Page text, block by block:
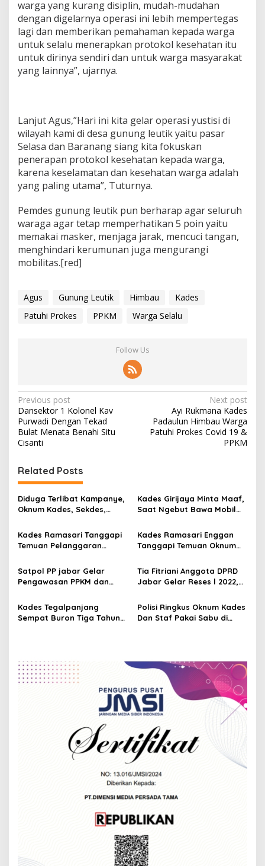
warga yang kurang disiplin, mudah-mudahan
dengan digelarnya operasi ini lebih mempertegas
lagi dan memberikan pemahaman kepada warga
untuk selalu menerapkan protokol kesehatan itu
untuk dirinya sendiri dan untuk warga masyarakat
yang lainnya”, ujarnya.
Lanjut Agus,”Hari ini kita gelar operasi yustisi di
wilayah kami di desa gunung leutik yaitu pasar
Selasa dan Baranang siang kita fokuskan
penerapan protokol kesehatan kepada warga,
karena keselamatan dan kesehatan warga adalah
yang paling utama”, Tuturnya.
Pemdes gunung leutik pun berharap agar seluruh
waraga agar tetap memperhatikan 5 poin yaitu
memakai masker, menjaga jarak, mencuci tangan,
menghindari kerumunan juga mengurangi
mobilitas.[red]
Agus Gunung Leutik Himbau
Kades
Patuhi Prokes
PPKM Warga Selalu
Follow Us
P
o
s
t
n
a
v
i
g
a
t
i
o
n
Previous post
Dansektor 1 Kolonel Kav
Purwadi Dengan Tekad
Bulat Menata Benahi Situ
Cisanti
Next post
Ayi Rukmana Kades
Padaulun Himbau Warga
Patuhi Prokes Covid 19 &
PPKM
Related Posts
Diduga Terlibat Kampanye,
Oknum Kades, Sekdes,
Oknum PPS Diwilayah
Parongpong KBB
Kades Girijaya Minta Maaf,
Saat Ngebut Bawa Mobil
Kades Ramasari Tanggapi
Temuan Pelanggaran
Kades Ramasari Enggan
Tanggapi Temuan Oknum
Melakukan Pelanggaran
Administrasi
Satpol PP jabar Gelar
Pengawasan PPKM dan
Selama Nataru
Tia Fitriani Anggota DPRD
Jabar Gelar Reses l 2022,
Potensi Wisata Desa
Kades Tegalpanjang
Sempat Buron Tiga Tahun
Polisi Ringkus Oknum Kades
Dan Staf Pakai Sabu di